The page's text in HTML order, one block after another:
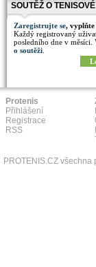
SOUTĚŽ O
Zaregistrujte se, vyplňte
Každý registrovaný
posledního dne v měsíci.
o soutěži
Protenis
Přihlášení
Registrace
RSS
PROTENIS.CZ všechna